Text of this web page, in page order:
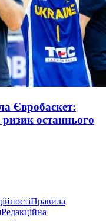
Євробаскет:
останнього
Правила
Редакційна